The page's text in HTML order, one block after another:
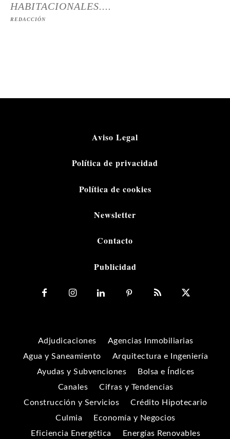
HABITACIONALES....
REDACCIÓN
Aviso Legal
Política de privacidad
Política de cookies
Newsletter
Contacto
Publicidad
Adjudicaciones
Agencias Inmobiliarias
Agua y Saneamiento
Arquitectura e Ingeniería
Ayudas y Subvenciones
Bolsa e Índices
Canales
Cifras y Tendencias
Construcción y Servicios
Crédito Hipotecario
Culmia
Economía y Negocios
Eficiencia Energética
Energías Renovables